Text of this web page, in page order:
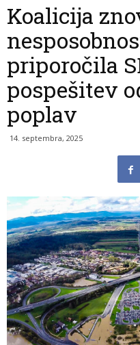
Koalicija
priporočila
pospešitev
poplav
14. septembra, 2025